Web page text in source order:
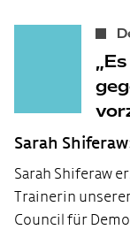
Sarah
Sarah Shiferaw
Trainerin
Council für